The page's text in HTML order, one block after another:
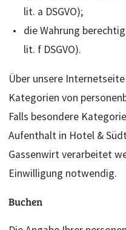
lit. a DSGVO);
die Wahrung
lit. f DSGVO).
Über unsere
Kategorien von
Falls besondere
Aufenthalt in Hotel &
Gassenwirt verarbeitet
Einwilligung notwendig.
Buchen